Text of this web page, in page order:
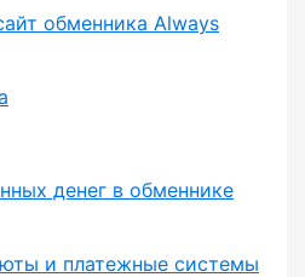
обменника Always
денег в обменнике
и платежные системы